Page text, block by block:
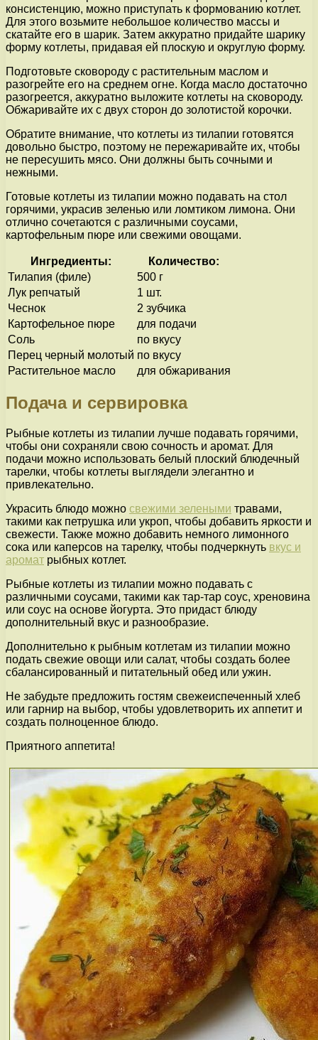
консистенцию, можно приступать к формованию котлет.
Для этого возьмите небольшое количество массы и
скатайте его в шарик. Затем аккуратно придайте шарику
форму котлеты, придавая ей плоскую и округлую форму.
Подготовьте сковороду с растительным маслом и
разогрейте его на среднем огне. Когда масло достаточно
разогреется, аккуратно выложите котлеты на сковороду.
Обжаривайте их с двух сторон до золотистой корочки.
Обратите внимание, что котлеты из тилапии готовятся
довольно быстро, поэтому не пережаривайте их, чтобы
не пересушить мясо. Они должны быть сочными и
нежными.
Готовые котлеты из тилапии можно подавать на стол
горячими, украсив зеленью или ломтиком лимона. Они
отлично сочетаются с различными соусами,
картофельным пюре или свежими овощами.
Ингредиенты:
Количество:
Тилапия (филе)
500 г
Лук репчатый
1 шт.
Чеснок
2 зубчика
Картофельное пюре
для подачи
Соль
по вкусу
Перец черный молотый по вкусу
Растительное масло
для обжаривания
Подача и сервировка
Рыбные котлеты из тилапии лучше подавать горячими,
чтобы они сохраняли свою сочность и аромат. Для
подачи можно использовать белый плоский блюдечный
тарелки, чтобы котлеты выглядели элегантно и
привлекательно.
Украсить блюдо можно свежими зелеными травами,
такими как петрушка или укроп, чтобы добавить яркости и
свежести. Также можно добавить немного лимонного
сока или каперсов на тарелку, чтобы подчеркнуть вкус и
аромат рыбных котлет.
Рыбные котлеты из тилапии можно подавать с
различными соусами, такими как тар-тар соус, хреновина
или соус на основе йогурта. Это придаст блюду
дополнительный вкус и разнообразие.
Дополнительно к рыбным котлетам из тилапии можно
подать свежие овощи или салат, чтобы создать более
сбалансированный и питательный обед или ужин.
Не забудьте предложить гостям свежеиспеченный хлеб
или гарнир на выбор, чтобы удовлетворить их аппетит и
создать полноценное блюдо.
Приятного аппетита!